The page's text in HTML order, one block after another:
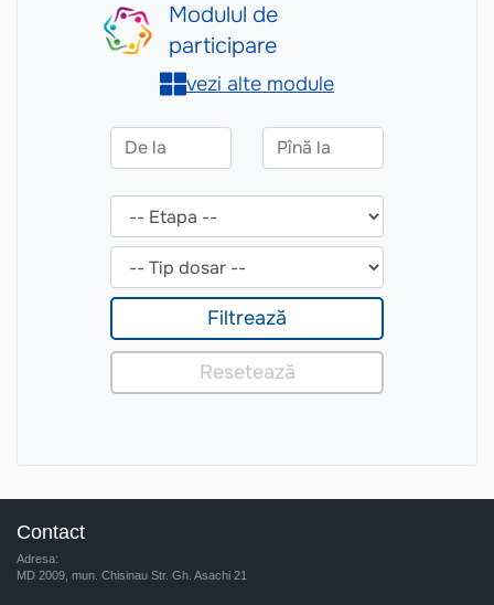
Contact
Adresa:
MD 2009, mun. Chisinau Str. Gh. Asachi 21